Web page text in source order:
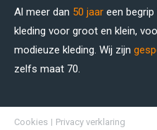
Al meer dan 50 jaar een
kleding voor groot en klein,
modieuze kleding. Wij zijn
zelfs maat 70.
Cookies Privacy verklaring